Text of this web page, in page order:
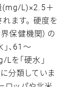
(mg/L)×2.5＋
ます。 硬度を
保健機関）の
、61～
を「硬水」
分類していま